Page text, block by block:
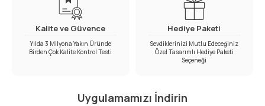
Kalite ve Güvence
Yılda 3 Milyona Yakın Üründe
Birden Çok Kalite Kontrol Testi
Hediye Paketi
Sevdiklerinizi Mutlu Edeceğiniz
Özel Tasarımlı Hediye Paketi
Seçeneği
Uygulamamızı İndirin